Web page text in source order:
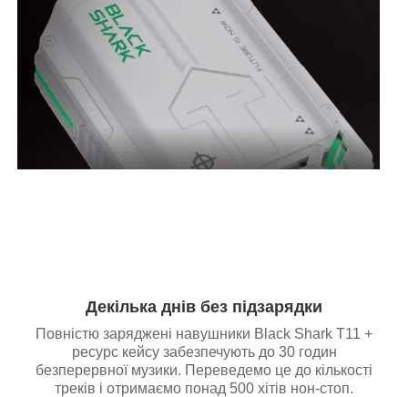
Декілька днів без підзарядки
Повністю заряджені навушники Black Shark T11 +
ресурс кейсу забезпечують до 30 годин
безперервної музики. Переведемо це до кількості
треків і отримаємо понад 500 хітів нон-стоп.